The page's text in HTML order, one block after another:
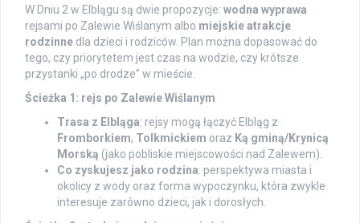
W Dniu 2 w Elblągu są dwie propozycje: wodna wyprawa
rejsami po Zalewie Wiślanym albo miejskie atrakcje
rodzinne dla dzieci i rodziców. Plan można dopasować do
tego, czy priorytetem jest czas na wodzie, czy krótsze
przystanki „po drodze” w mieście.
Ścieżka 1: rejs po Zalewie Wiślanym
Trasa z Elbląga: rejsy mogą łączyć Elbląg z
Fromborkiem, Tolkmickiem oraz Ką gminą/Krynicą
Morską (jako pobliskie miejscowości nad Zalewem).
Co zyskujesz jako rodzina: perspektywa miasta i
okolicy z wody oraz forma wypoczynku, która zwykle
interesuje zarówno dzieci, jak i dorosłych.